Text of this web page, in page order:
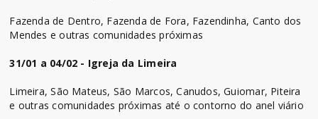
Fazenda de Dentro, Fazenda de Fora, Fazendinha, Canto dos
Mendes e outras comunidades próximas
31/01 a 04/02 - Igreja da Limeira
Limeira, São Mateus, São Marcos, Canudos, Guiomar, Piteira
e outras comunidades próximas até o contorno do anel viário